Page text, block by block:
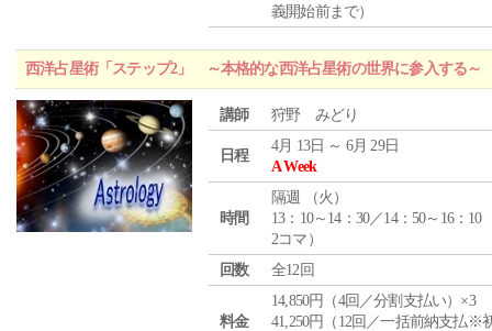
義開始前まで）
西洋占星術「ステップ2」 ～本格的な西洋占星術の世界に参入する～
講師 狩野 みどり
日程
4月 13日 ～ 6月 29日
A Week
時間
隔週 （火 ）
13：10～14：30／14：50～16：10
2コマ）
回数
全12回
料金
14,850円（4回／分割支払い）×3
41,250円（12回／一括前納支払※